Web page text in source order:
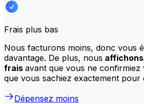
Frais plus bas
Nous facturons moins, donc vous
davantage. De plus, nous
frais avant que vous ne
que vous sachiez exactement pour
Dépensez moins